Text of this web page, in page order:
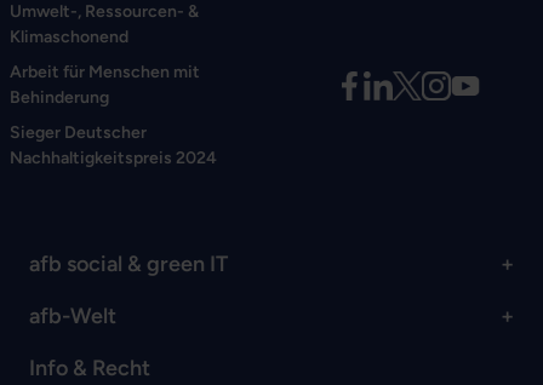
Umwelt-, Ressourcen- &
Klimaschonend
Arbeit für Menschen mit
Behinderung
Sieger Deutscher
Nachhaltigkeitspreis 2024
afb social & green IT
afb-Welt
Info & Recht